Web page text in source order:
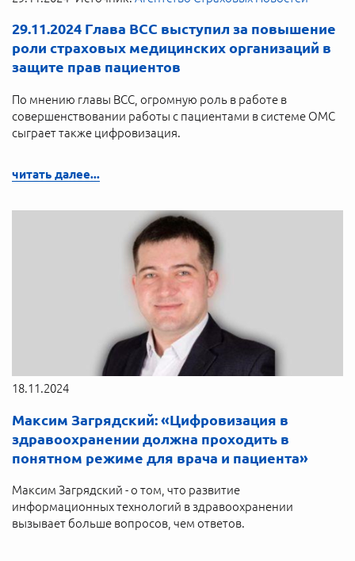
29.11.2024 Глава ВСС выступил за повышение
роли страховых медицинских организаций в
защите прав пациентов
По мнению главы ВСС, огромную роль в работе в
совершенствовании работы с пациентами в системе ОМС
сыграет также цифровизация.
читать далее...
18.11.2024
Максим Загрядский: «Цифровизация в
здравоохранении должна проходить в
понятном режиме для врача и пациента»
Максим Загрядский - о том, что развитие
информационных технологий в здравоохранении
вызывает больше вопросов, чем ответов.